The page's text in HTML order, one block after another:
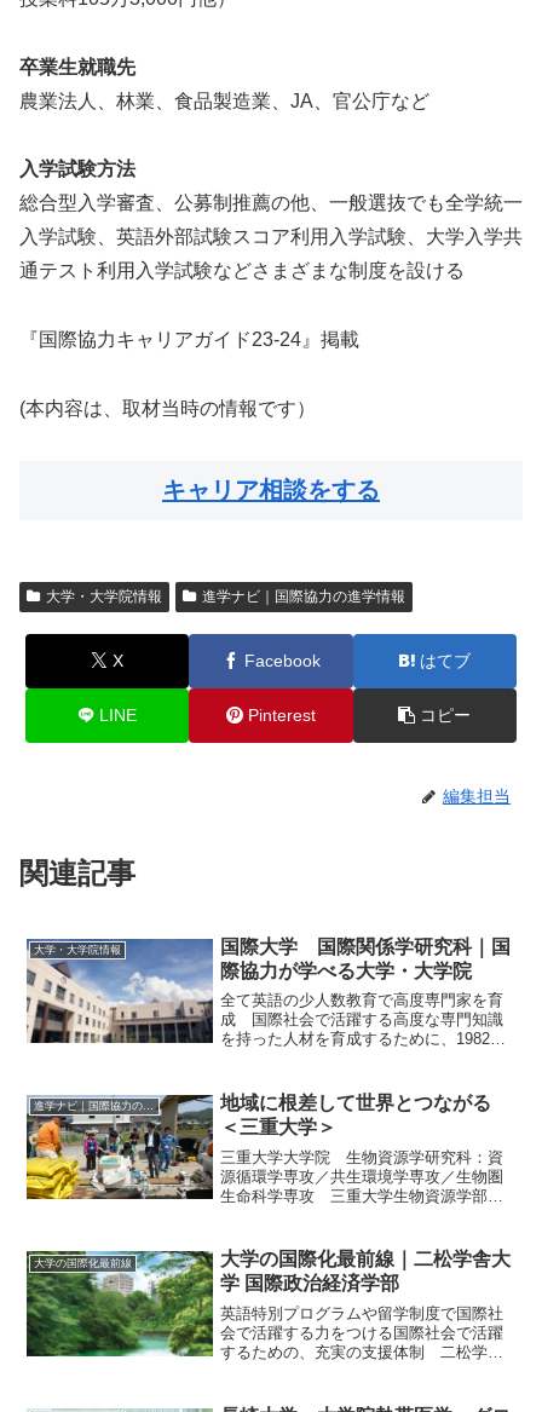
卒業生就職先
農業法人、林業、食品製造業、JA、官公庁など
入学試験方法
総合型入学審査、公募制推薦の他、一般選抜でも全学統一
入学試験、英語外部試験スコア利用入学試験、大学入学共
通テスト利用入学試験などさまざまな制度を設ける
『国際協力キャリアガイド23-24』掲載
(本内容は、取材当時の情報です）
キャリア相談をする
大学・大学院情報 進学ナビ｜国際協力の進学情報
X Facebook はてブ
LINE Pinterest コピー
編集担当
関連記事
大学・大学院情報
国際大学 国際関係学研究科｜国
際協力が学べる大学・大学院
全て英語の少人数教育で高度専門家を育
成 国際社会で活躍する高度な専門知識
を持った人材を育成するために、1982年
大学。1科目の平均履修者数は約13人、専
任教員1人あたり...
進学ナビ｜国際協力の進学情報
地域に根差して世界とつながる
＜三重大学＞
三重大学大学院 生物資源学研究科：資
源循環学専攻／共生環境学専攻／生物圏
生命科学専攻 三重大学生物資源学部は
榜して発足した。大学院の生物資源学研
究科は、農業や水産業が盛...
大学の国際化最前線
大学の国際化最前線｜二松学舎大
学 国際政治経済学部
英語特別プログラムや留学制度で国際社
会で活躍する力をつける国際社会で活躍
するための、充実の支援体制 二松学舎